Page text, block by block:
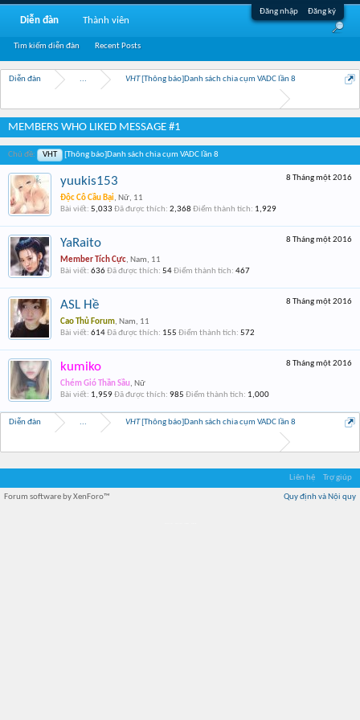
Đăng nhập Đăng ký
Diễn đàn ... VHT[Thông báo]Danh sách chia cụm VADC lần 8
MEMBERS WHO LIKED MESSAGE #1
Chủ đề: VHT [Thông báo]Danh sách chia cụm VADC lần 8
8 Tháng một 2016
yuukis153
Độc Cô Cầu Bại, Nữ, 11
Bài viết: 5,033 Đã được thích: 2,368 Điểm thành tích: 1,929
8 Tháng một 2016
YaRaito
Member Tích Cực, Nam, 11
Bài viết: 636Đã được thích: 54Điểm thành tích: 467
8 Tháng một 2016
ASL Hề
Cao Thủ Forum, Nam, 11
Bài viết: 614Đã được thích: 155 Điểm thành tích: 572
8 Tháng một 2016
kumiko
Chém Gió Thần Sầu, Nữ
Bài viết: 1,959Đã được thích: 985 Điểm thành tích: 1,000
Diễn đàn ... VHT[Thông báo]Danh sách chia cụm VADC lần 8
Diễn đàn
Tìm kiếm diễn đàn Recent Posts
Thành viên
Liên hệ Trợ giúp
Quy định và Nội quy
Forum software by XenForo™